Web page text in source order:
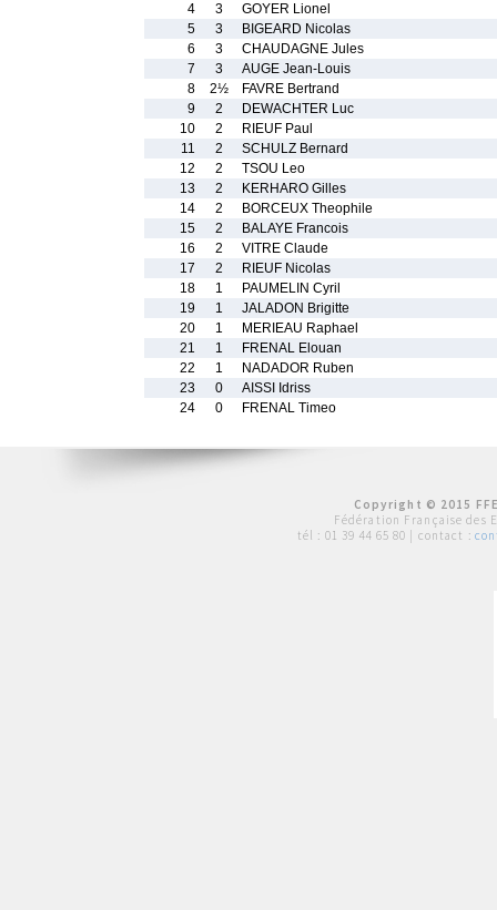
4
3
GOYER Lionel
5
3
BIGEARD Nicolas
6
3
CHAUDAGNE Jules
7
3
AUGE Jean-Louis
8
2½
FAVRE Bertrand
9
2
DEWACHTER Luc
10
2
RIEUF Paul
11
2
SCHULZ Bernard
12
2
TSOU Leo
13
2
KERHARO Gilles
14
2
BORCEUX Theophile
15
2
BALAYE Francois
16
2
VITRE Claude
17
2
RIEUF Nicolas
18
1
PAUMELIN Cyril
19
1
JALADON Brigitte
20
1
MERIEAU Raphael
21
1
FRENAL Elouan
22
1
NADADOR Ruben
23
0
AISSI Idriss
24
0 FRENAL Timeo
Copyright © 2015
Fédération Française des
tél : 01 39 44 65 80 | contact :